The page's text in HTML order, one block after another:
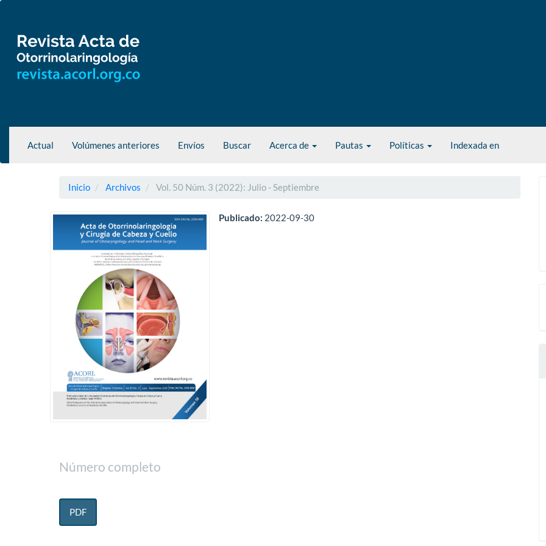
principal
Barra
lateral
Actual Volúmenes anteriores Envíos Buscar Acerca de Pautas Políticas Indexada en
Inicio Archivos Vol. 50 Núm. 3 (2022): Julio - Septiembre
Publicado: 2022-09-30
Número completo
PDF